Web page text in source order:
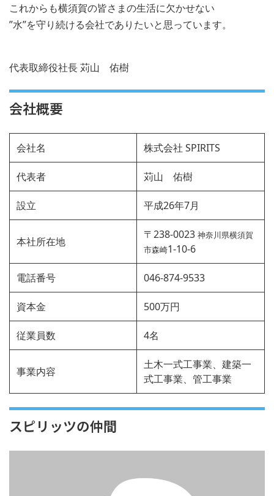
これからも横須賀の皆さまの生活に欠かせない
”水”を守り続ける会社でありたいと思っています。
代表取締役社長 苅山 佑樹
会社概要
会社名 株式会社 SPIRITS
代表者 苅山 佑樹
設立 平成26年7月
本社所在地
〒238-0023神奈川県横須賀
市森崎1-10-6
電話番号 046-874-9533
資本金 500万円
従業員数 4名
事業内容
土木一式工事業、建築一
式工事業、管工事業
スピリッツの仲間